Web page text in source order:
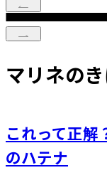
マリネの
これって正解
のハテナ